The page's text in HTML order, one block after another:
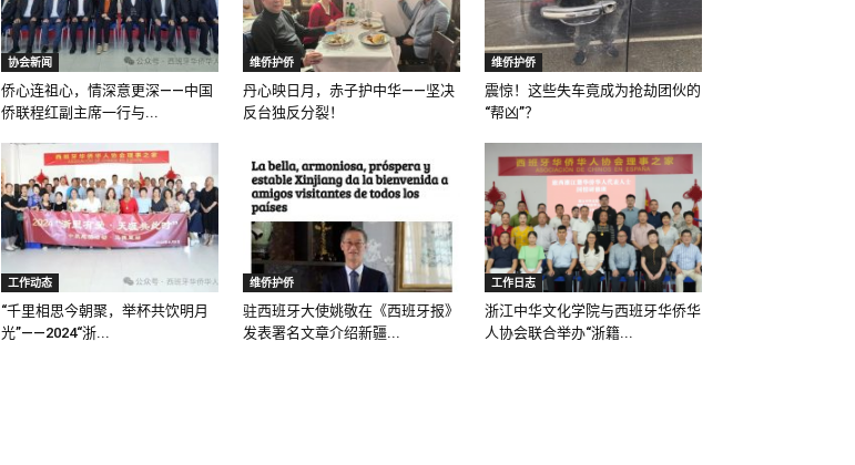
协会新闻
侨心连祖心，情深意更深——中国
侨联程红副主席一行与...
维侨护侨
丹心映日月，赤子护中华——坚决
反台独反分裂！
维侨护侨
震惊！这些失车竟成为抢劫团伙的
“帮凶”？
工作动态
“千里相思今朝聚，举杯共饮明月
光”——2024“浙...
维侨护侨
驻西班牙大使姚敬在《西班牙报》
发表署名文章介绍新疆...
工作日志
浙江中华文化学院与西班牙华侨华
人协会联合举办“浙籍...